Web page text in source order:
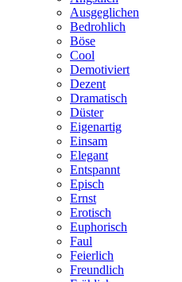
Ausgeglichen
Bedrohlich
Böse
Cool
Demotiviert
Dezent
Dramatisch
Düster
Eigenartig
Einsam
Elegant
Entspannt
Episch
Ernst
Erotisch
Euphorisch
Faul
Feierlich
Freundlich